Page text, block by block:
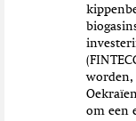
om een